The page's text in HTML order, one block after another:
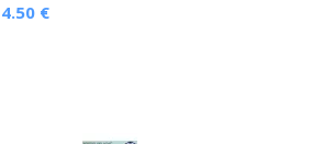
4.50 €